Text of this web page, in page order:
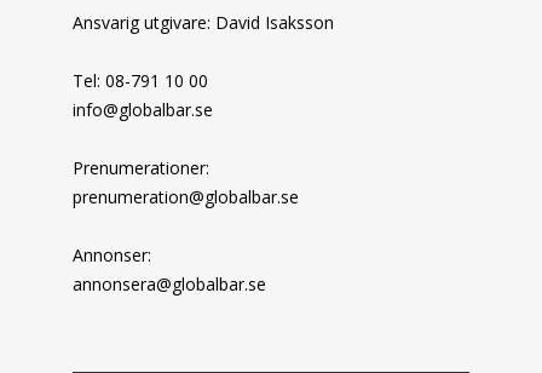
Ansvarig utgivare: David Isaksson
Tel: 08-791 10 00
info@globalbar.se
Prenumerationer:
prenumeration@globalbar.se
Annonser:
annonsera@globalbar.se